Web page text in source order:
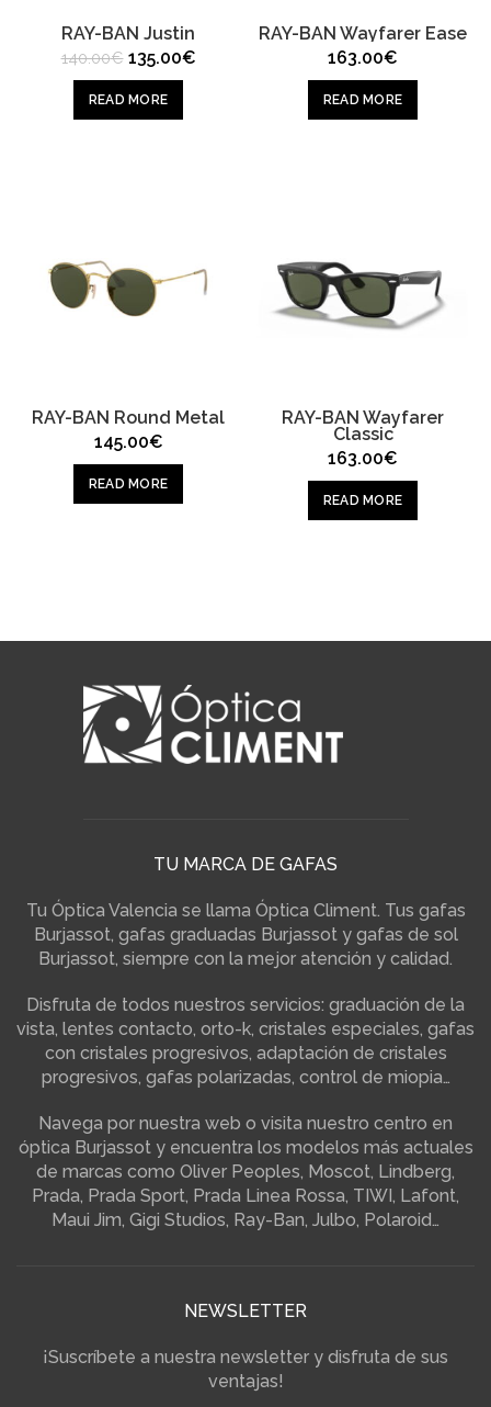
RAY-BAN Justin
140.00€ Original
price
was:
140.00€.
135.00€Current
READ MORE
RAY-BAN Wayfarer Ease
163.00€
READ MORE
RAY-BAN Round Metal
145.00€
READ MORE
RAY-BAN Wayfarer
Classic
163.00€
READ MORE
TU MARCA DE GAFAS
Tu Óptica Valencia se llama Óptica Climent. Tus gafas
Burjassot, gafas graduadas Burjassot y gafas de sol
Burjassot, siempre con la mejor atención y calidad.
Disfruta de todos nuestros servicios: graduación de la
vista, lentes contacto, orto-k, cristales especiales, gafas
con cristales progresivos, adaptación de cristales
progresivos, gafas polarizadas, control de miopia…
Navega por nuestra web o visita nuestro centro en
óptica Burjassot y encuentra los modelos más actuales
de marcas como Oliver Peoples, Moscot, Lindberg,
Prada, Prada Sport, Prada Linea Rossa, TIWI, Lafont,
Maui Jim, Gigi Studios, Ray-Ban, Julbo, Polaroid…
NEWSLETTER
¡Suscríbete a nuestra newsletter y disfruta de sus
ventajas!